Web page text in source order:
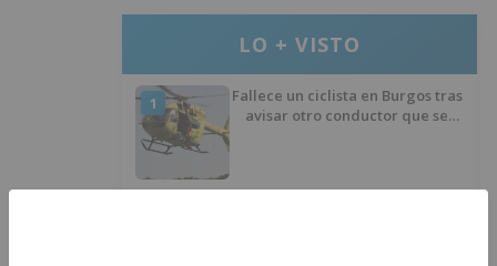
LO + VISTO
1
Fallece un ciclista en Burgos tras
avisar otro conductor que se